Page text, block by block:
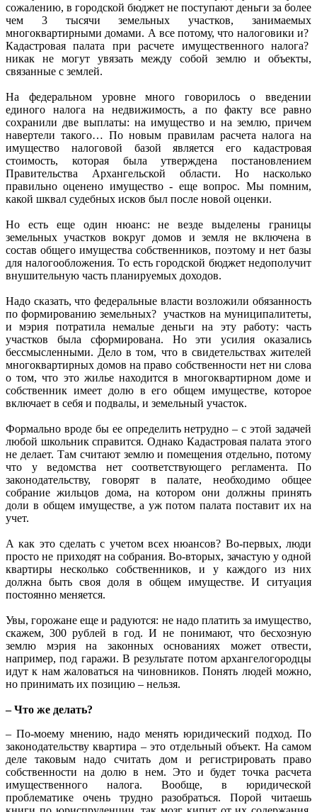
сожалению, в городской бюджет не поступают деньги за более
чем 3 тысячи земельных участков, занимаемых
многоквартирными домами. А все потому, что налоговики и?
Кадастровая палата при расчете имущественного налога?
никак не могут увязать между собой землю и объекты,
связанные с землей.
На федеральном уровне много говорилось о введении
единого налога на недвижимость, а по факту все равно
сохранили две выплаты: на имущество и на землю, причем
навертели такого… По новым правилам расчета налога на
имущество налоговой базой является его кадастровая
стоимость, которая была утверждена постановлением
Правительства Архангельской области. Но насколько
правильно оценено имущество - еще вопрос. Мы помним,
какой шквал судебных исков был после новой оценки.
Но есть еще один нюанс: не везде выделены границы
земельных участков вокруг домов и земля не включена в
состав общего имущества собственников, поэтому и нет базы
для налогообложения. То есть городской бюджет недополучит
внушительную часть планируемых доходов.
Надо сказать, что федеральные власти возложили обязанность
по формированию земельных? участков на муниципалитеты,
и мэрия потратила немалые деньги на эту работу: часть
участков была сформирована. Но эти усилия оказались
бессмысленными. Дело в том, что в свидетельствах жителей
многоквартирных домов на право собственности нет ни слова
о том, что это жилье находится в многоквартирном доме и
собственник имеет долю в его общем имуществе, которое
включает в себя и подвалы, и земельный участок.
Формально вроде бы ее определить нетрудно – с этой задачей
любой школьник справится. Однако Кадастровая палата этого
не делает. Там считают землю и помещения отдельно, потому
что у ведомства нет соответствующего регламента. По
законодательству, говорят в палате, необходимо общее
собрание жильцов дома, на котором они должны принять
доли в общем имуществе, а уж потом палата поставит их на
учет.
А как это сделать с учетом всех нюансов? Во-первых, люди
просто не приходят на собрания. Во-вторых, зачастую у одной
квартиры несколько собственников, и у каждого из них
должна быть своя доля в общем имуществе. И ситуация
постоянно меняется.
Увы, горожане еще и радуются: не надо платить за имущество,
скажем, 300 рублей в год. И не понимают, что бесхозную
землю мэрия на законных основаниях может отвести,
например, под гаражи. В результате потом архангелогородцы
идут к нам жаловаться на чиновников. Понять людей можно,
но принимать их позицию – нельзя.
– Что же делать?
– По-моему мнению, надо менять юридический подход. По
законодательству квартира – это отдельный объект. На самом
деле таковым надо считать дом и регистрировать право
собственности на долю в нем. Это и будет точка расчета
имущественного налога. Вообще, в юридической
проблематике очень трудно разобраться. Порой читаешь